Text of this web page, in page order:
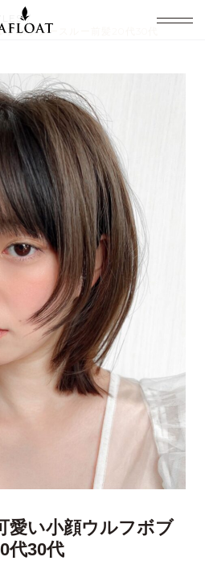
フボブシースルー前髪20代30代
愛い小顔ウルフボブ
代30代